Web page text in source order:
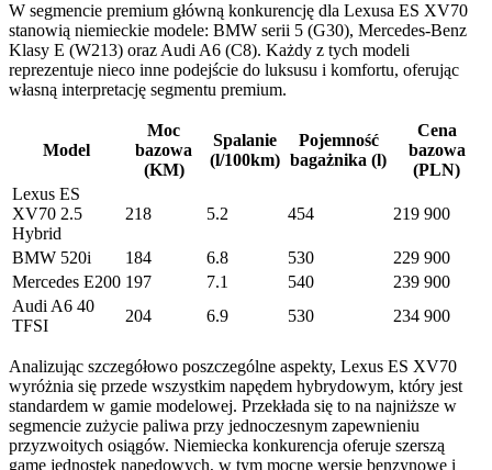
W segmencie premium główną konkurencję dla Lexusa ES XV70
stanowią niemieckie modele: BMW serii 5 (G30), Mercedes-Benz
Klasy E (W213) oraz Audi A6 (C8). Każdy z tych modeli
reprezentuje nieco inne podejście do luksusu i komfortu, oferując
własną interpretację segmentu premium.
Model
Moc
bazowa
(KM)
Spalanie
(l/100km)
Pojemność
bagażnika (l)
Cena
bazowa
(PLN)
Lexus ES
XV70 2.5
Hybrid
218 5.2 454 219 900
BMW 520i 184 6.8 530
229 900
Mercedes E200 197 7.1 540
239 900
Audi A6 40
TFSI
204 6.9 530 234 900
Analizując szczegółowo poszczególne aspekty, Lexus ES XV70
wyróżnia się przede wszystkim napędem hybrydowym, który jest
standardem w gamie modelowej. Przekłada się to na najniższe w
segmencie zużycie paliwa przy jednoczesnym zapewnieniu
przyzwoitych osiągów. Niemiecka konkurencja oferuje szerszą
gamę jednostek napędowych, w tym mocne wersje benzynowe i